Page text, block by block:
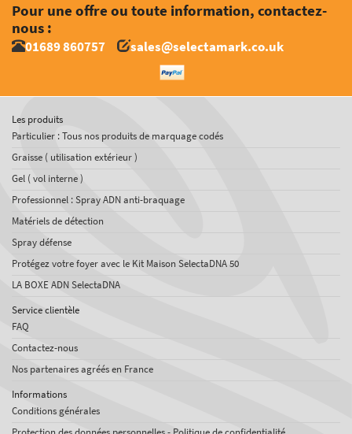
Pour une offre ou toute information, contactez-
nous :
01689 860757 sales@selectamark.co.uk
Les produits
Particulier : Tous nos produits de marquage codés
Graisse ( utilisation extérieur )
Gel ( vol interne )
Professionnel : Spray ADN anti-braquage
Matériels de détection
Spray défense
Protégez votre foyer avec le Kit Maison SelectaDNA 50
LA BOXE ADN SelectaDNA
Service clientèle
FAQ
Contactez-nous
Nos partenaires agréés en France
Informations
Conditions générales